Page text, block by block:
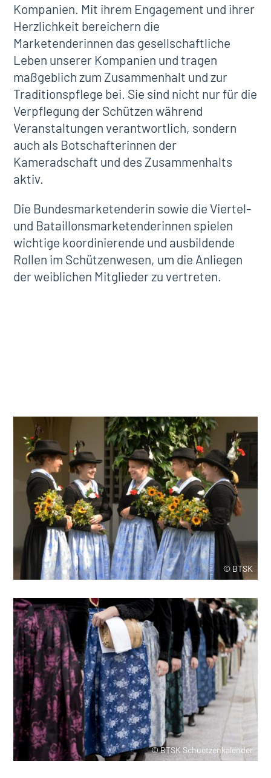
Kompanien. Mit ihrem Engagement und ihrer
Herzlichkeit bereichern die
Marketenderinnen das gesellschaftliche
Leben unserer Kompanien und tragen
maßgeblich zum Zusammenhalt und zur
Traditionspflege bei. Sie sind nicht nur für die
Verpflegung der Schützen während
Veranstaltungen verantwortlich, sondern
auch als Botschafterinnen der
Kameradschaft und des Zusammenhalts
aktiv.
Die Bundesmarketenderin sowie die Viertel-
und Bataillonsmarketenderinnen spielen
wichtige koordinierende und ausbildende
Rollen im Schützenwesen, um die Anliegen
der weiblichen Mitglieder zu vertreten.
© BTSK
© BTSK Schuetzenkalender